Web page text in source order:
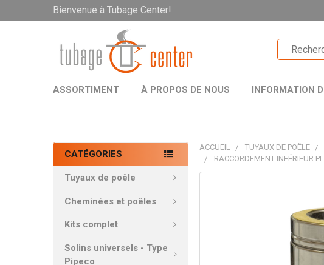
Bienvenue à Tubage Center!
ASSORTIMENT À PROPOS DE NOUS INFORMATION
CATÉGORIES
Tuyaux de poêle
Cheminées et poêles
Kits complet
Solins universels - Type
Pipeco
ACCUEIL TUYAUX DE POÊLE
RACCORDEMENT INFÉRIEUR